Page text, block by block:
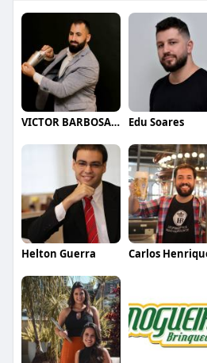
VICTOR BARBOSA QUARANTA Edu Soares
Helton Guerra